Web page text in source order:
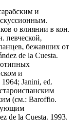
и
о влиянии в кон.
певческой,
бежавших от
de la Cuesta.
и
Janini, ed.
(см.: Baroffio.
de la Cuesta. 1993.